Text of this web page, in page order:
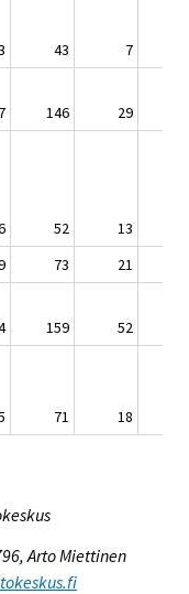
43
7
146 29
52
13
73 21
159 52
71 18
Arto Miettinen